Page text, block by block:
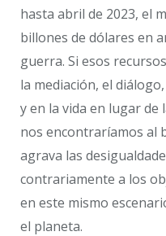
hasta abril de 2023, el
billones de dólares en
guerra. Si esos
la mediación, el
y en la vida en lugar de
nos encontraríamos al
agrava las
contrariamente a los
en este mismo
el planeta.